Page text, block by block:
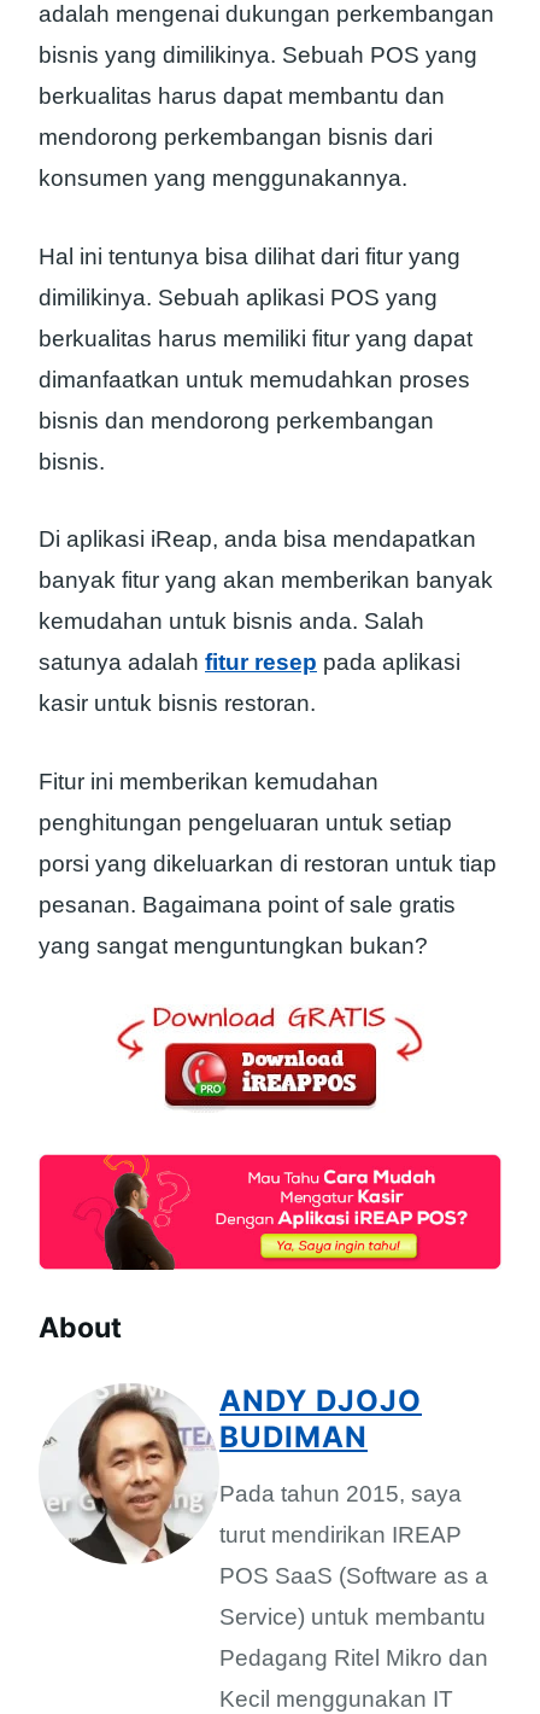
adalah mengenai dukungan perkembangan
bisnis yang dimilikinya. Sebuah POS yang
berkualitas harus dapat membantu dan
mendorong perkembangan bisnis dari
konsumen yang menggunakannya.
Hal ini tentunya bisa dilihat dari fitur yang
dimilikinya. Sebuah aplikasi POS yang
berkualitas harus memiliki fitur yang dapat
dimanfaatkan untuk memudahkan proses
bisnis dan mendorong perkembangan
bisnis.
Di aplikasi iReap, anda bisa mendapatkan
banyak fitur yang akan memberikan banyak
kemudahan untuk bisnis anda. Salah
satunya adalah fitur resep pada aplikasi
kasir untuk bisnis restoran.
Fitur ini memberikan kemudahan
penghitungan pengeluaran untuk setiap
porsi yang dikeluarkan di restoran untuk tiap
pesanan. Bagaimana point of sale gratis
yang sangat menguntungkan bukan?
About
ANDY DJOJO
BUDIMAN
Pada tahun 2015, saya
turut mendirikan IREAP
POS SaaS (Software as a
Service) untuk membantu
Pedagang Ritel Mikro dan
Kecil menggunakan IT